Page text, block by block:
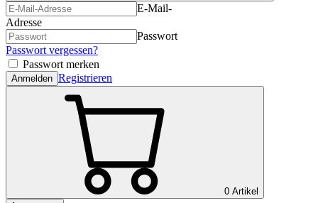
E-Mail-
Adresse
Passwort
Passwort vergessen?
Passwort merken
Anmelden Registrieren
0 Artikel